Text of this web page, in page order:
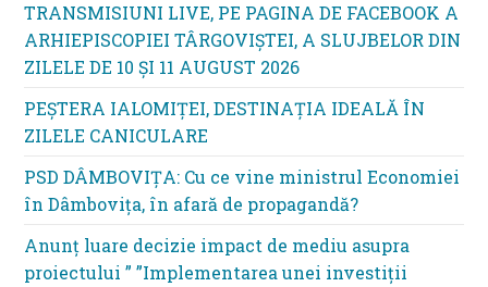
TRANSMISIUNI LIVE, PE PAGINA DE FACEBOOK A
ARHIEPISCOPIEI TÂRGOVIȘTEI, A SLUJBELOR DIN
ZILELE DE 10 ȘI 11 AUGUST 2026
PEȘTERA IALOMIȚEI, DESTINAȚIA IDEALĂ ÎN
ZILELE CANICULARE
PSD DÂMBOVIȚA: Cu ce vine ministrul Economiei
în Dâmbovița, în afară de propagandă?
Anunț luare decizie impact de mediu asupra
proiectului ” ”Implementarea unei investiții